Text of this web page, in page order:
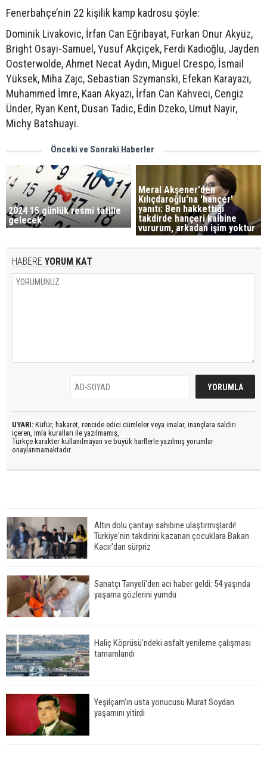
Fenerbahçe’nin 22 kişilik kamp kadrosu şöyle:
Dominik Livakovic, İrfan Can Eğribayat, Furkan Onur Akyüz,
Bright Osayi-Samuel, Yusuf Akçiçek, Ferdi Kadıoğlu, Jayden
Oosterwolde, Ahmet Necat Aydın, Miguel Crespo, İsmail
Yüksek, Miha Zajc, Sebastian Szymanski, Efekan Karayazı,
Muhammed İmre, Kaan Akyazı, İrfan Can Kahveci, Cengiz
Ünder, Ryan Kent, Dusan Tadic, Edin Dzeko, Umut Nayir,
Michy Batshuayi.
Önceki ve Sonraki Haberler
2024 15 günlük resmi tatille
gelecek
Meral Akşener'den
Kılıçdaroğlu'na 'hançer'
yanıtı: Ben hakkettiği
takdirde hançeri kalbine
vururum, arkadan işim yoktur
HABERE YORUM KAT
UYARI: Küfür, hakaret, rencide edici cümleler veya imalar, inançlara saldırı
içeren, imla kuralları ile yazılmamış,
Türkçe karakter kullanılmayan ve büyük harflerle yazılmış yorumlar
onaylanmamaktadır.
Altın dolu çantayı sahibine ulaştırmışlardı!
Türkiye'nin takdirini kazanan çocuklara Bakan
Kacır'dan sürpriz
Sanatçı Tanyeli'den acı haber geldi: 54 yaşında
yaşama gözlerini yumdu
Haliç Köprüsü'ndeki asfalt yenileme çalışması
tamamlandı
Yeşilçam'ın usta yonucusu Murat Soydan
yaşamını yitirdi